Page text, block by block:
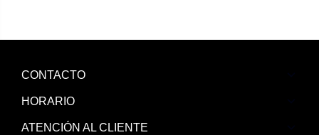
CONTACTO
HORARIO
ATENCIÓN AL CLIENTE